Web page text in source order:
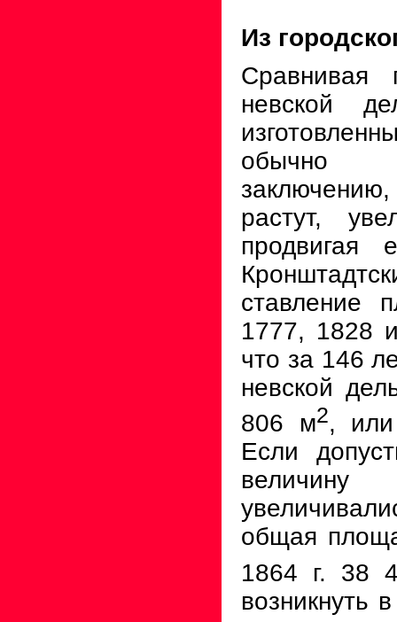
Из
Сравнивая
невской
обычно
растут,
ставление
1777, 1828
что за146
невской
806 м2, или
Если
общая
1864 г. 38
возникнуть